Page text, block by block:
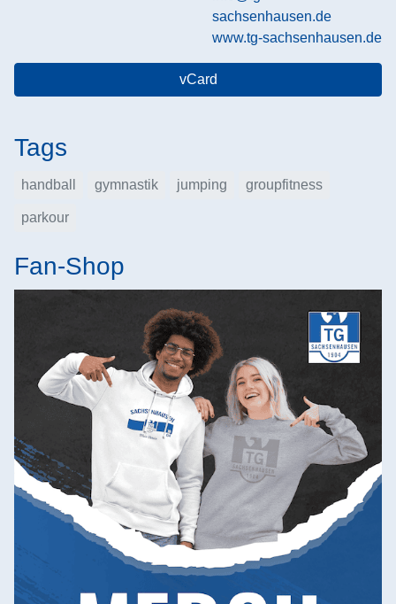
sachsenhausen.de
www.tg-sachsenhausen.de
vCard
Tags
handball gymnastik jumping groupfitness
parkour
Fan-Shop